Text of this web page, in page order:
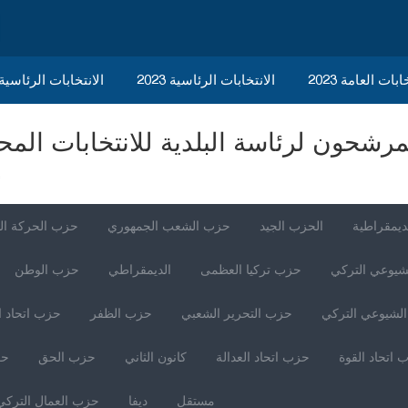
2023 الانتخابات الانتخابات الرئاسية 2023 العامة 2023
لرئاسة البلدية للانتخابات المحلية التركية
حزب الحركة حزب الشعب الجمهوري الحزب الجيد
حزب الوطن الديمقراطي حزب تركيا العظمى التركي
حزب اتحاد حزب الظفر حزب التحرير الشعبي التركي
حزب الحق كانون الثاني حزب اتحاد العدالة اتحاد القوة
حزب العمال ديفا مستقل